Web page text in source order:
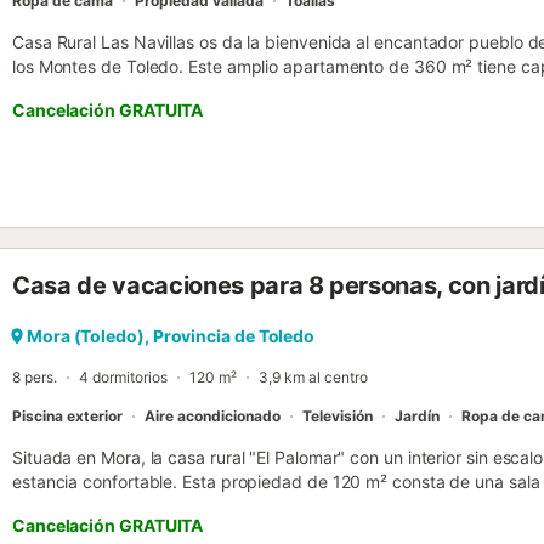
Casa Rural Las Navillas os da la bienvenida al encantador pueblo
los Montes de Toledo. Este amplio apartamento de 360 m² tiene
ideal para videollamadas, aire acondicionado en toda la casa con
y el salón, televisión, ventilador, lavadora, secadora y un espacio
con cuna para bebé, cafetera y la comodidad del self check-in.
montaña, barbacoa privada y ducha exterior. La piscina privada
para refrescaros durante vuestra estancia. Para aparcar, tenéis 1
40 habitantes, rodeado de uno de los mayores bosques de robles
robledales, disfrutar de rutas ciclistas de distintos niveles, hacer
Cancelación GRATUITA
Casa de vacaciones para 8 personas, con
Mora (Toledo), Provincia de Toledo
8 pers. 4 dormitorios 120 m² 3,9 km al centro
Piscina exterior Aire acondicionado Televisión Jardín Ropa de
Situada en Mora, la casa rural "El Palomar" con un interior sin
estancia confortable. Esta propiedad de 120 m² consta de una
incluyen televisión, aire acondicionado y lavadora.
Cancelación GRATUITA